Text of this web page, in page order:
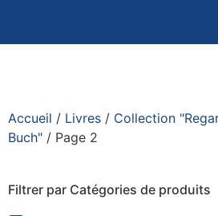
Accueil / Livres / Collection
Buch" / Page 2
Filtrer par Catégories de produits